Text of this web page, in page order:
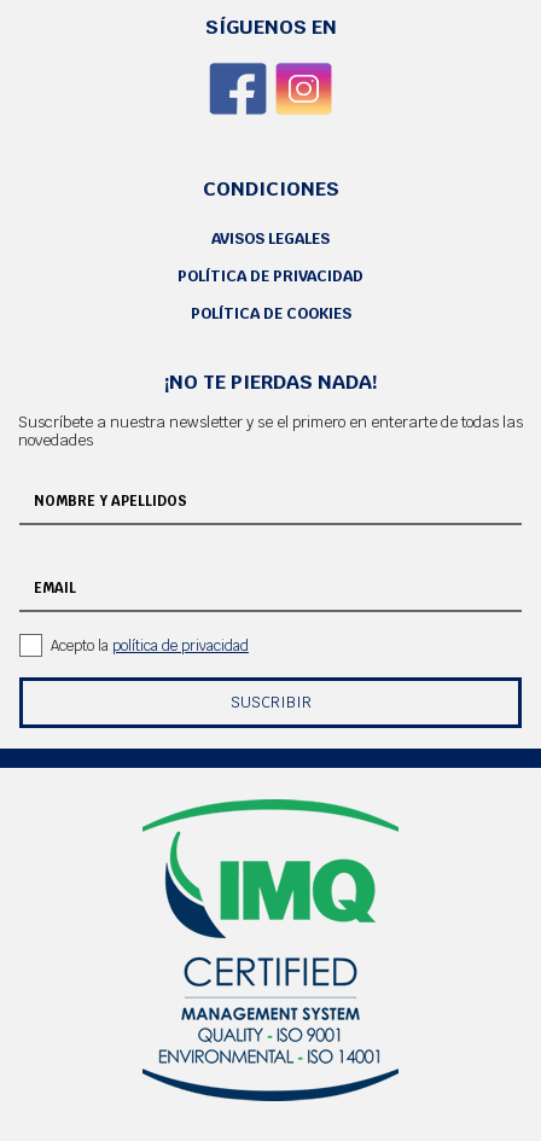
SÍGUENOS EN
CONDICIONES
AVISOS LEGALES
POLÍTICA DE PRIVACIDAD
POLÍTICA DE COOKIES
¡NO TE PIERDAS NADA!
Suscríbete a nuestra newsletter y se el primero en enterarte de todas las
novedades
NOMBRE Y APELLIDOS
EMAIL
Acepto la política de privacidad
SUSCRIBIR